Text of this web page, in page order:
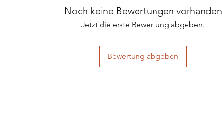
Noch keine Bewertungen vorhanden
Jetzt die erste Bewertung abgeben.
Bewertung abgeben